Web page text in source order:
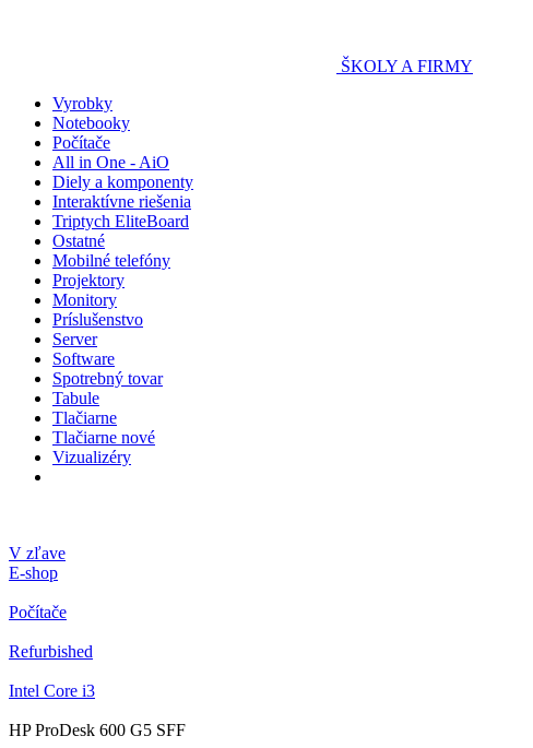
ŠKOLY A FIRMY
Vyrobky
Notebooky
Počítače
All in One - AiO
Diely a komponenty
Interaktívne riešenia
Triptych EliteBoard
Ostatné
Mobilné telefóny
Projektory
Monitory
Príslušenstvo
Server
Software
Spotrebný tovar
Tabule
Tlačiarne
Tlačiarne nové
Vizualizéry
V zľave
E-shop
Počítače
Refurbished
Intel Core i3
HP ProDesk 600 G5 SFF